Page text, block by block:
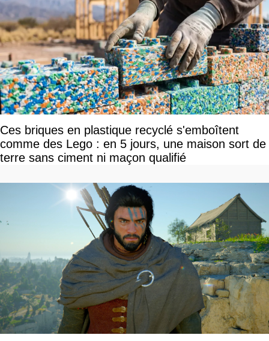
Ces briques en plastique recyclé s'emboîtent
comme des Lego : en 5 jours, une maison sort de
terre sans ciment ni maçon qualifié